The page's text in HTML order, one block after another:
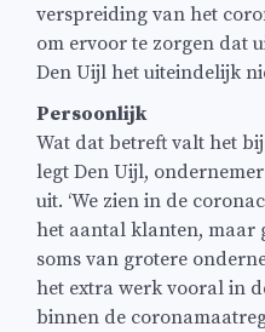
verspreiding van het
om ervoor te zorgen dat
Den Uijl het uiteindelijk
Persoonlijk
Wat dat betreft valt het
legt Den Uijl,
uit. ‘We zien in de
het aantal klanten, maar
soms van grotere
het extra werk vooral in
binnen de